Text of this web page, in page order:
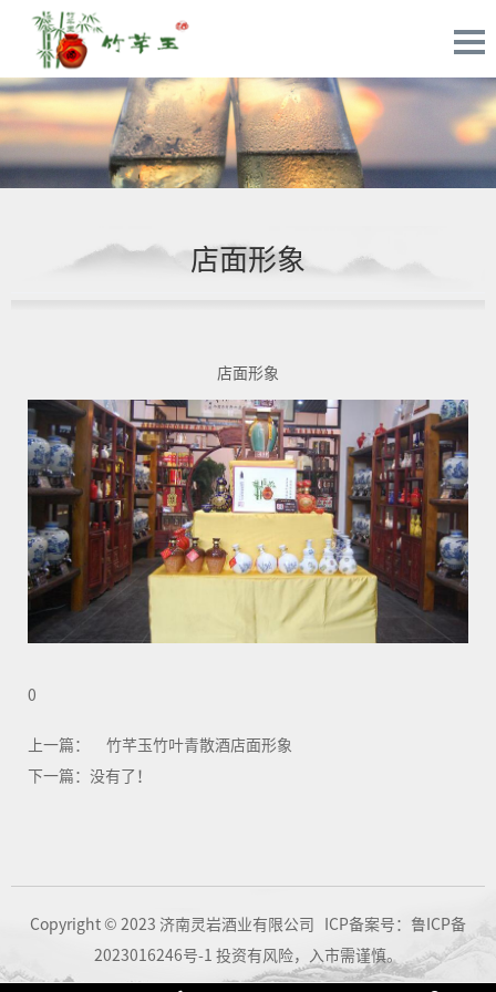
店面形象
店面形象
0
上一篇：
竹芊玉竹叶青散酒店面形象
下一篇：没有了！
Copyright © 2023 济南灵岩酒业有限公司 ICP备案号： 鲁ICP备
2023016246号-1 投资有风险，入市需谨慎。